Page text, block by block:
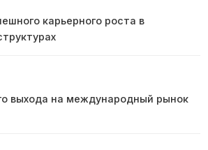
карьерного роста в
выхода на международный рынок